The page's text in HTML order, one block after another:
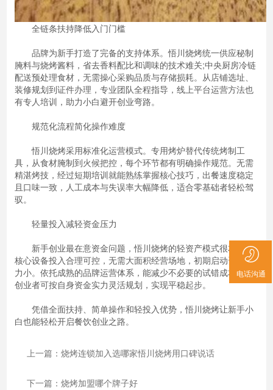
全链条扶持降低入门门槛
品牌为新手打造了完备的支持体系。悟川烧烤统一供应秘制
腌料与烧烤酱料，省去香料配比和调味的技术难关;中央厨房冷链
配送预处理食材，无需操心采购品质与存储损耗。从店铺选址、
装修规划到证件办理，专业团队全程指导，线上平台运营方法也
有专人培训，助力小白避开创业弯路。
规范化流程简化操作难度
悟川烧烤采用标准化运营模式。专用烤炉替代传统烤制工
具，从食材腌制到火候把控，每个环节都有明确操作规范。无需
精湛烤技，经过短期培训就能熟练掌握核心技巧，出餐速度稳定
且口味一致，人工成本与失误率大幅降低，适合零基础者轻松驾
驭。
轻量投入减轻资金压力
新手创业最在意资金问题，悟川烧烤的轻资产模式很友好。
核心设备投入合理可控，无需大面积经营场地，初期启动资金压
力小。依托成熟的品牌运营体系，能减少不必要的试错成本，让
创业者可按自身资金实力灵活规划，实现平稳起步。
凭借全面扶持、简单操作和轻投入优势，悟川烧烤让新手小
白也能轻松开启餐饮创业之路。
上一篇：烧烤连锁加入选哪家悟川烧烤用口碑说话
下一篇：烧烤加盟哪个牌子好
电话沟通